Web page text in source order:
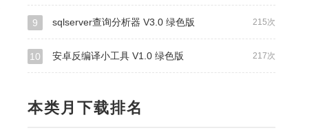
215次
9 sqlserver查询分析器 V3.0 绿色版
217次
10 安卓反编译小工具 V1.0 绿色版
本类月下载排名